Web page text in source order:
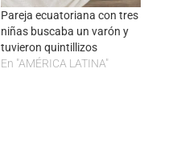
Pareja ecuatoriana con tres
niñas buscaba un varón y
tuvieron quintillizos
En "AMÉRICA LATINA"